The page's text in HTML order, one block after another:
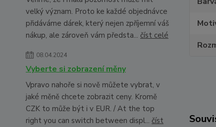
velký význam. Proto ke každé objednávce
přidáváme dárek, který nejen zpříjemní váš
nákup, ale zároveň vám předsta... číst celé
08.04.2024
Vyberte si zobrazení měny
Vpravo nahoře si nově můžete vybrat, v
jaké měně chcete zobrazit ceny. Kromě
CZK to může být i v EUR. / At the top
right you can switch between displ... číst